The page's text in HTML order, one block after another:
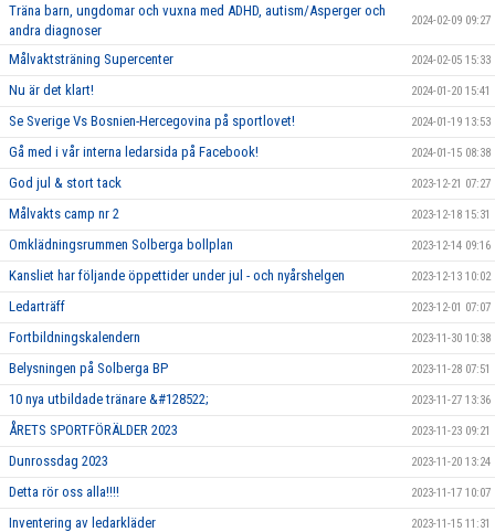
Träna barn, ungdomar och vuxna med ADHD, autism/Asperger och
andra diagnoser
2024-02-09 09:27
Målvaktsträning Supercenter 2024-02-05 15:33
Nu är det klart! 2024-01-20 15:41
Se Sverige Vs Bosnien-Hercegovina på sportlovet! 2024-01-19 13:53
Gå med i vår interna ledarsida på Facebook! 2024-01-15 08:38
God jul & stort tack 2023-12-21 07:27
Målvakts camp nr 2 2023-12-18 15:31
Omklädningsrummen Solberga bollplan 2023-12-14 09:16
Kansliet har följande öppettider under jul - och nyårshelgen 2023-12-13 10:02
Ledarträff 2023-12-01 07:07
Fortbildningskalendern 2023-11-30 10:38
Belysningen på Solberga BP 2023-11-28 07:51
10 nya utbildade tränare &#128522; 2023-11-27 13:36
ÅRETS SPORTFÖRÄLDER 2023 2023-11-23 09:21
Dunrossdag 2023 2023-11-20 13:24
Detta rör oss alla!!!! 2023-11-17 10:07
Inventering av ledarkläder 2023-11-15 11:31